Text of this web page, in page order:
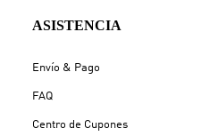
ASISTENCIA
Envío & Pago
FAQ
Centro de Cupones